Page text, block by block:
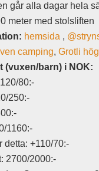
går alla dagar hela
meter med stolsliften
hemsida ,
camping, Grotli
(vuxen/barn) i NOK:
80:-
250:-
1160:-
detta: +110/70:-
2700/2000:-